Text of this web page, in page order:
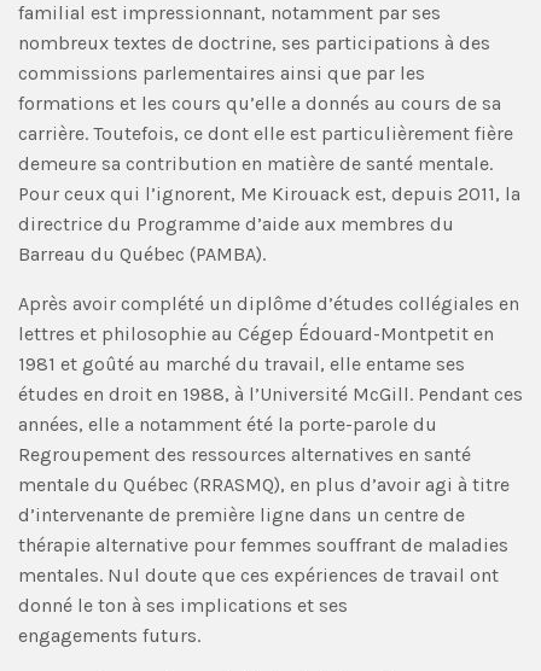
familial est impressionnant, notamment par ses
nombreux textes de doctrine, ses participations à des
commissions parlementaires ainsi que par les
formations et les cours qu’elle a donnés au cours de sa
carrière. Toutefois, ce dont elle est particulièrement fière
demeure sa contribution en matière de santé mentale.
Pour ceux qui l’ignorent, Me Kirouack est, depuis 2011, la
directrice du Programme d’aide aux membres du
Barreau du Québec (PAMBA).
Après avoir complété un diplôme d’études collégiales en
lettres et philosophie au Cégep Édouard-Montpetit en
1981 et goûté au marché du travail, elle entame ses
études en droit en 1988, à l’Université McGill. Pendant ces
années, elle a notamment été la porte-parole du
Regroupement des ressources alternatives en santé
mentale du Québec (RRASMQ), en plus d’avoir agi à titre
d’intervenante de première ligne dans un centre de
thérapie alternative pour femmes souffrant de maladies
mentales. Nul doute que ces expériences de travail ont
donné le ton à ses implications et ses
engagements futurs.